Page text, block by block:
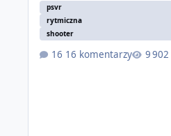
psvr
rytmiczna
shooter
16 komentarzy